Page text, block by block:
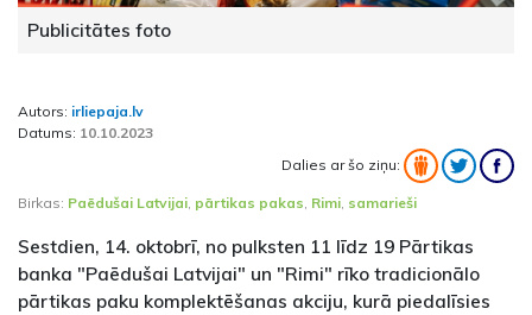
Publicitātes foto
Autors: irliepaja.lv
Datums: 10.10.2023
Dalies ar šo ziņu:
Birkas: Paēdušai Latvijai, pārtikas pakas, Rimi, samarieši
Sestdien, 14. oktobrī, no pulksten 11 līdz 19 Pārtikas
banka "Paēdušai Latvijai" un "Rimi" rīko tradicionālo
pārtikas paku komplektēšanas akciju, kurā piedalīsies